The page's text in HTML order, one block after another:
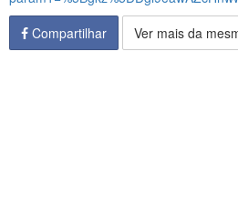
Compartilhar
Ver mais da